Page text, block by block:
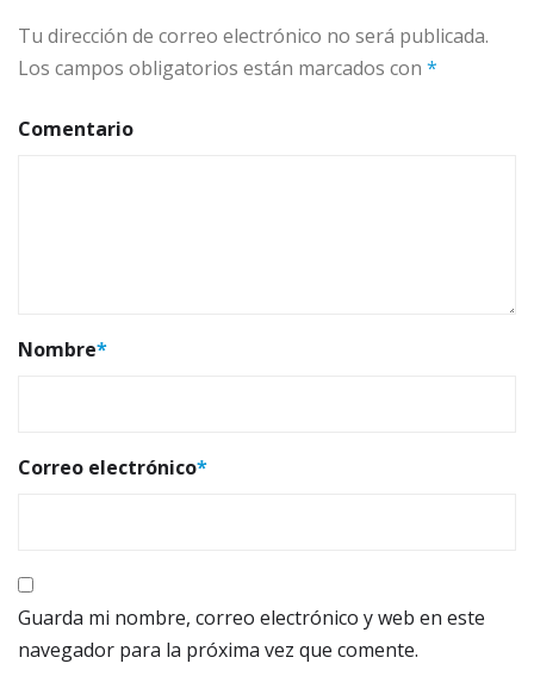
Tu dirección de correo electrónico no será publicada.
Los campos obligatorios están marcados con *
Comentario
Nombre*
Correo electrónico*
Guarda mi nombre, correo electrónico y web en este
navegador para la próxima vez que comente.